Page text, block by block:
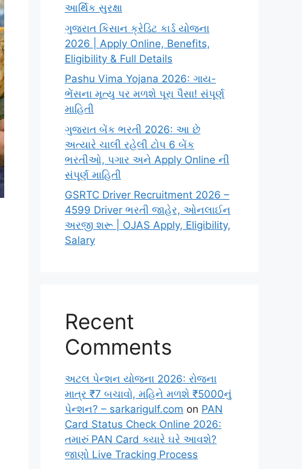
આર્થિક સુરક્ષા
ગુજરાત કિસાન ક્રેડિટ કાર્ડ યોજના
2026 | Apply Online, Benefits,
Eligibility & Full Details
Pashu Vima Yojana 2026: ગાય-
ભેંસના મૃત્યુ પર મળશે પૂરા પૈસા! સંપૂર્ણ
માહિતી
ગુજરાત બેંક ભરતી 2026: આ છે
અત્યારે ચાલી રહેલી ટોપ 6 બેંક
ભરતીઓ, પગાર અને Apply Online ની
સંપૂર્ણ માહિતી
GSRTC Driver Recruitment 2026 –
4599 Driver ભરતી જાહેર, ઓનલાઈન
અરજી શરૂ | OJAS Apply, Eligibility,
Salary
Recent
Comments
અટલ પેન્શન યોજના 2026: રોજના
માત્ર ₹7 બચાવો, મહિને મળશે ₹5000નું
પેન્શન? – sarkarigulf.com on PAN
Card Status Check Online 2026:
તમારું PAN Card ક્યારે ઘરે આવશે?
જાણો Live Tracking Process